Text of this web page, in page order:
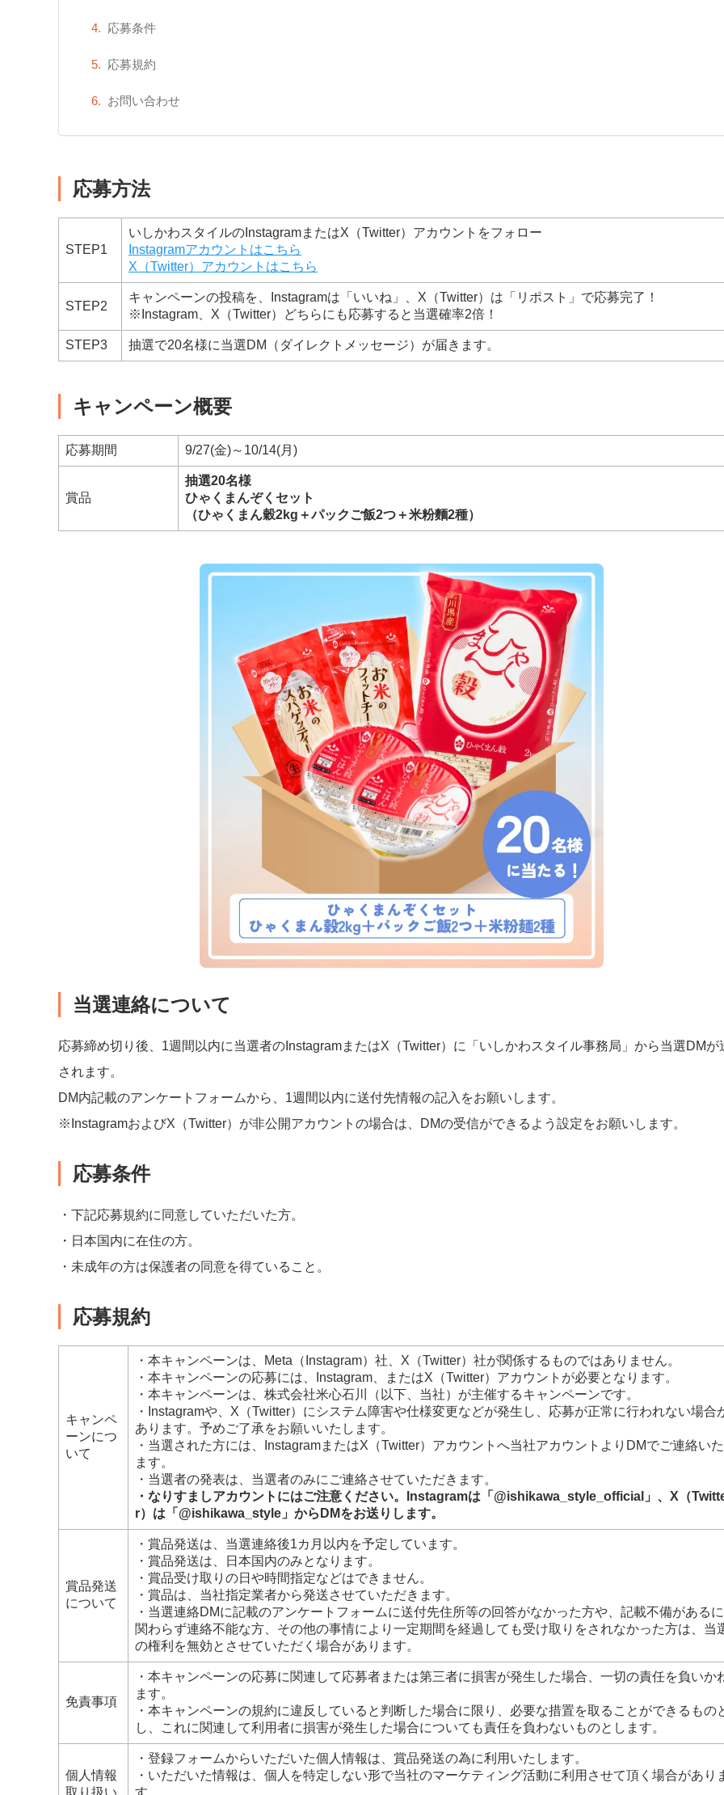
応募条件
応募規約
お問い合わせ
応募方法
STEP1
いしかわスタイルのInstagramまたはX（Twitter）アカウントをフォロー
Instagramアカウントはこちら
X（Twitter）アカウントはこちら
STEP2
キャンペーンの投稿を、Instagramは「いいね」、X（Twitter）は「リポスト」で応募完了！
※Instagram、X（Twitter）どちらにも応募すると当選確率2倍！
STEP3 抽選で20名様に当選DM（ダイレクトメッセージ）が届きます。
キャンペーン概要
応募期間 9/27(金)～10/14(月)
賞品
抽選20名様
ひゃくまんぞくセット
（ひゃくまん穀2kg＋パックご飯2つ＋米粉麵2種）
当選連絡について
応募締め切り後、1週間以内に当選者のInstagramまたはX（Twitter）に「いしかわスタイル事務局」から当選DMが
されます。
DM内記載のアンケートフォームから、1週間以内に送付先情報の記入をお願いします。
※InstagramおよびX（Twitter）が非公開アカウントの場合は、DMの受信ができるよう設定をお願いします。
応募条件
・下記応募規約に同意していただいた方。
・日本国内に在住の方。
・未成年の方は保護者の同意を得ていること。
応募規約
キャンペ
ーンにつ
いて
・本キャンペーンは、Meta（Instagram）社、X（Twitter）社が関係するものではありません。
・本キャンペーンの応募には、Instagram、またはX（Twitter）アカウントが必要となります。
・本キャンペーンは、株式会社米心石川（以下、当社）が主催するキャンペーンです。
・Instagramや、X（Twitter）にシステム障害や仕様変更などが発生し、応募が正常に行われない場合
あります。予めご了承をお願いいたします。
・当選された方には、InstagramまたはX（Twitter）アカウントへ当社アカウントよりDMでご連絡い
ます。
・当選者の発表は、当選者のみにご連絡させていただきます。
・なりすましアカウントにはご注意ください。Instagramは「@ishikawa_style_official」、X（
r）は「@ishikawa_style」からDMをお送りします。
賞品発送
について
・賞品発送は、当選連絡後1カ月以内を予定しています。
・賞品発送は、日本国内のみとなります。
・賞品受け取りの日や時間指定などはできません。
・賞品は、当社指定業者から発送させていただきます。
・当選連絡DMに記載のアンケートフォームに送付先住所等の回答がなかった方や、記載不備がある
関わらず連絡不能な方、その他の事情により一定期間を経過しても受け取りをされなかった方は、当
の権利を無効とさせていただく場合があります。
免責事項
・本キャンペーンの応募に関連して応募者または第三者に損害が発生した場合、一切の責任を負いか
ます。
・本キャンペーンの規約に違反していると判断した場合に限り、必要な措置を取ることができるもの
し、これに関連して利用者に損害が発生した場合についても責任を負わないものとします。
個人情報
・登録フォームからいただいた個人情報は、賞品発送の為に利用いたします。
・いただいた情報は、個人を特定しない形で当社のマーケティング活動に利用させて頂く場合があり